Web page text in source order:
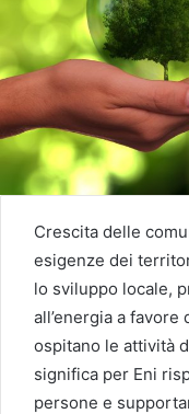
Crescita delle
esigenze dei
lo sviluppo locale,
all’energia a
ospitano le attività
significa per Eni
persone e